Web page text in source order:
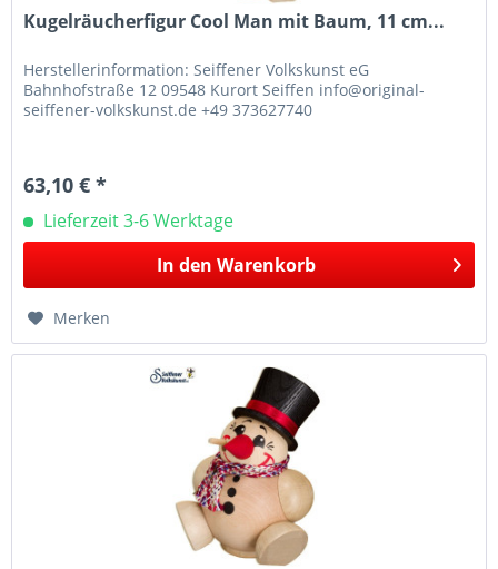
Kugelräucherfigur Cool Man mit Baum, 11 cm...
Herstellerinformation: Seiffener Volkskunst eG
Bahnhofstraße 12 09548 Kurort Seiffen info@original-
seiffener-volkskunst.de +49 373627740
63,10 € *
Lieferzeit 3-6 Werktage
In den Warenkorb
Merken